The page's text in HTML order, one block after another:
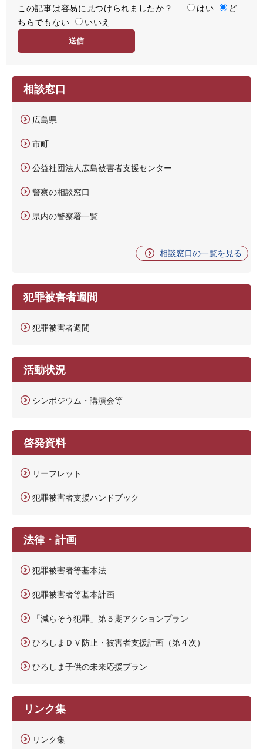
度
容
易
この記事は容易に見つけられましたか？ はい
ど
ちらでもない
いいえ
相談窓口
広島県
市町
公益社団法人広島被害者支援センター
警察の相談窓口
県内の警察署一覧
相談窓口の一覧を見る
犯罪被害者週間
犯罪被害者週間
活動状況
シンポジウム・講演会等
啓発資料
リーフレット
犯罪被害者支援ハンドブック
法律・計画
犯罪被害者等基本法
犯罪被害者等基本計画
「減らそう犯罪」第５期アクションプラン
ひろしまＤＶ防止・被害者支援計画（第４次）
ひろしま子供の未来応援プラン
リンク集
リンク集